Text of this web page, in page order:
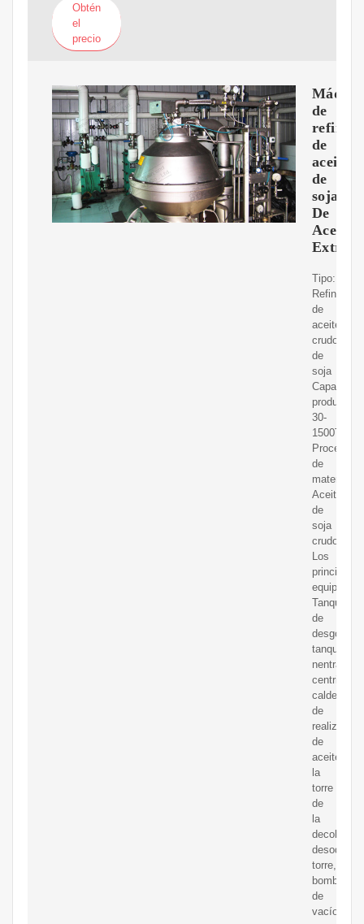
Obtén
el
precio
de
de
aceite
de
De
Aceite,
Tipo:
Refinación
de
aceite
crudo
de
soja
Capacidad
productiva:
30-
1500T/D
de
materiales:
Aceite
de
soja
crudo
Los
principales
equipos:
Tanque
de
tanque
centrifugar,
caldera
de
realización
de
aceite,
la
torre
de
la
torre,
bomba
de
vacío,